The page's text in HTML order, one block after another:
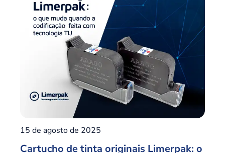
15 de agosto de 2025
Cartucho de tinta originais Limerpak: o